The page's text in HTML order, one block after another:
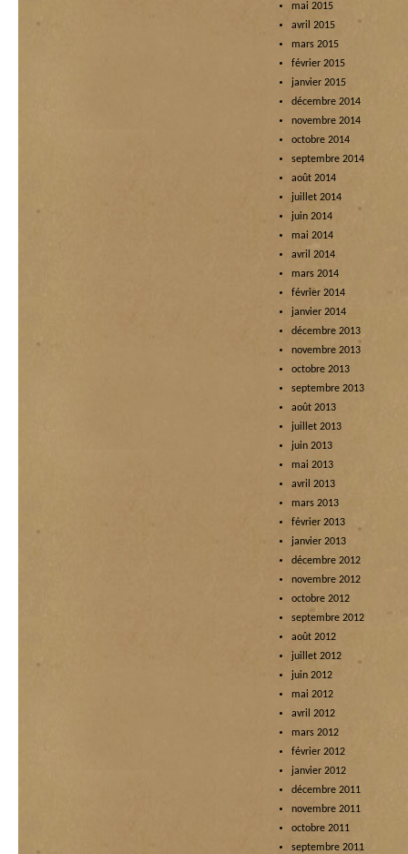
mai 2015
avril 2015
mars 2015
février 2015
janvier 2015
décembre 2014
novembre 2014
octobre 2014
septembre 2014
août 2014
juillet 2014
juin 2014
mai 2014
avril 2014
mars 2014
février 2014
janvier 2014
décembre 2013
novembre 2013
octobre 2013
septembre 2013
août 2013
juillet 2013
juin 2013
mai 2013
avril 2013
mars 2013
février 2013
janvier 2013
décembre 2012
novembre 2012
octobre 2012
septembre 2012
août 2012
juillet 2012
juin 2012
mai 2012
avril 2012
mars 2012
février 2012
janvier 2012
décembre 2011
novembre 2011
octobre 2011
septembre 2011